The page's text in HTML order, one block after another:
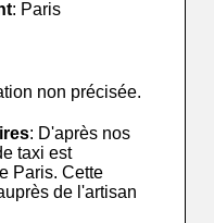
: Paris
non précisée.
: D'après nos
taxi est
Paris. Cette
de l'artisan